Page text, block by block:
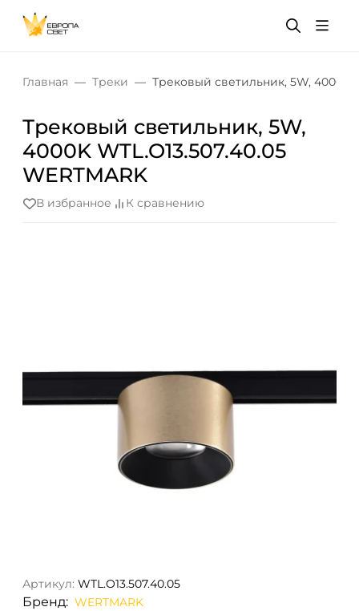
Главная Треки Трековый светильник, 5W, 4000K
Трековый светильник, 5W,
4000K WTL.O13.507.40.05
WERTMARK
В избранное К сравнению
Артикул: WTL.O13.507.40.05
Бренд: WERTMARK